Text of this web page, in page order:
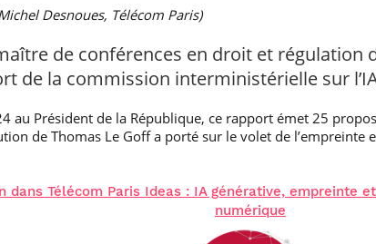
Desnoues, Télécom Paris)
de conférences en droit et régulation
de la commission interministérielle sur
au Président de la République, ce rapport émet 25
de Thomas Le Goff a porté sur le volet de
dans Télécom Paris Ideas : IA générative, empreinte
numérique